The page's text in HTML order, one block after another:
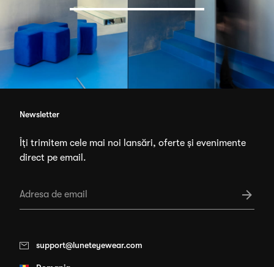
Newsletter
Îți trimitem cele mai noi lansări, oferte și evenimente
direct pe email.
support@luneteyewear.com